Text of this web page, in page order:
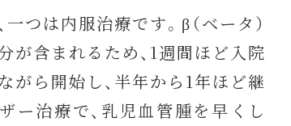
つは内服治療です。β（ベータ）
が含まれるため、1週間ほど入院
がら開始し、半年から1年ほど継
ー治療で、乳児血管腫を早くし